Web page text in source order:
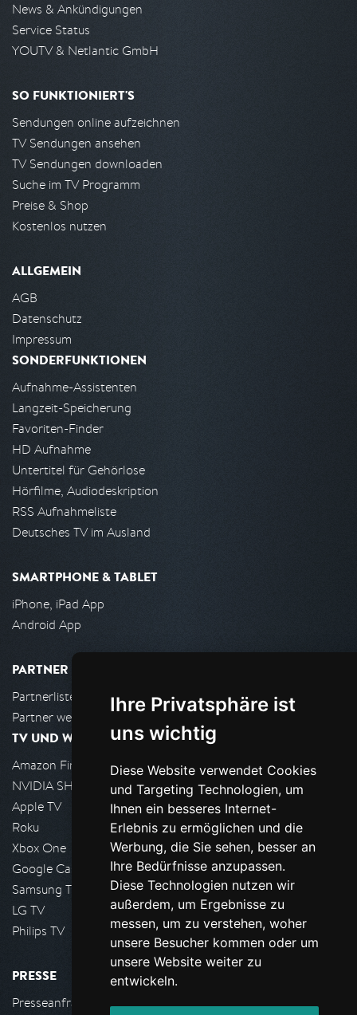
Ihre Privatsphäre ist
uns wichtig
Diese Website verwendet Cookies
und Targeting Technologien, um
Ihnen ein besseres Internet-
Erlebnis zu ermöglichen und die
Werbung, die Sie sehen, besser an
Ihre Bedürfnisse anzupassen.
Diese Technologien nutzen wir
außerdem, um Ergebnisse zu
messen, um zu verstehen, woher
unsere Besucher kommen oder um
unsere Website weiter zu
entwickeln.
News & Ankündigungen
Service Status
YOUTV & Netlantic GmbH
SO FUNKTIONIERT'S
Sendungen online aufzeichnen
TV Sendungen ansehen
TV Sendungen downloaden
Suche im TV Programm
Preise & Shop
Kostenlos nutzen
ALLGEMEIN
AGB
Datenschutz
Impressum
SONDERFUNKTIONEN
Aufnahme-Assistenten
Langzeit-Speicherung
Favoriten-Finder
HD Aufnahme
Untertitel für Gehörlose
Hörfilme, Audiodeskription
RSS Aufnahmeliste
Deutsches TV im Ausland
SMARTPHONE & TABLET
iPhone, iPad App
Android App
PARTNER
Partnerliste
Partner werden
TV UND WOHNZIMMER
Amazon FireTV
NVIDIA SHIELD, Google TV
Apple TV
Roku
Xbox One
Google Cast
Samsung TV
LG TV
Philips TV
PRESSE
Presseanfrage stellen